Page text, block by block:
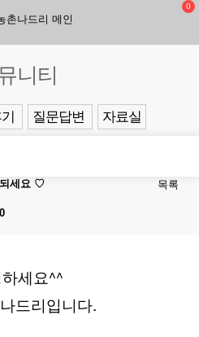
0
니티
질문답변 자료실
목록
되세요 ♡
0
세요^^
드리입니다.